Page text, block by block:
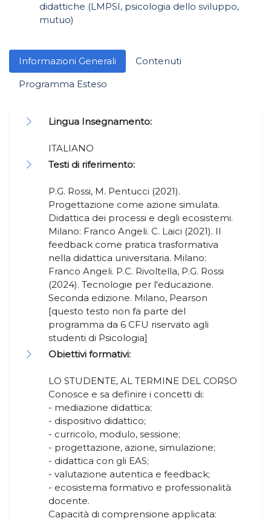
Informazioni Generali
Contenuti
Programma Esteso
Lingua Insegnamento:
ITALIANO
Testi di riferimento:
P.G. Rossi, M. Pentucci (2021).
Progettazione come azione simulata.
Didattica dei processi e degli ecosistemi.
Milano: Franco Angeli. C. Laici (2021). Il
feedback come pratica trasformativa
nella didattica universitaria. Milano:
Franco Angeli. P.C. Rivoltella, P.G. Rossi
(2024). Tecnologie per l'educazione.
Seconda edizione. Milano, Pearson
[questo testo non fa parte del
programma da 6 CFU riservato agli
studenti di Psicologia]
Obiettivi formativi:
LO STUDENTE, AL TERMINE DEL CORSO
Conosce e sa definire i concetti di:
- mediazione didattica;
- dispositivo didattico;
- curricolo, modulo, sessione;
- progettazione, azione, simulazione;
- didattica con gli EAS;
- valutazione autentica e feedback;
- ecosistema formativo e professionalità
docente.
Capacità di comprensione applicata:
didattiche (LMPSI, psicologia dello sviluppo,
mutuo)